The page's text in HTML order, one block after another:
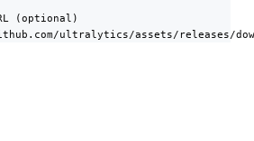
(optional)
ultralytics/assets/releases/